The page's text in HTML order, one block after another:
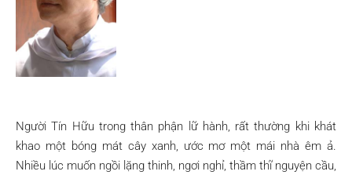
Người Tín Hữu trong thân phận lữ hành, rất thường khi khát
khao một bóng mát cây xanh, ước mơ một mái nhà êm ả.
Nhiều lúc muốn ngồi lặng thinh, ngơi nghỉ, thầm thĩ nguyện cầu,